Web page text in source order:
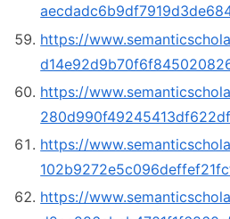
https://
https://
https://
https://